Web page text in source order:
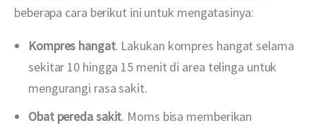
beberapa cara berikut ini untuk mengatasinya:
Kompres hangat. Lakukan kompres hangat selama
sekitar 10 hingga 15 menit di area telinga untuk
mengurangi rasa sakit.
Obat pereda sakit. Moms bisa memberikan